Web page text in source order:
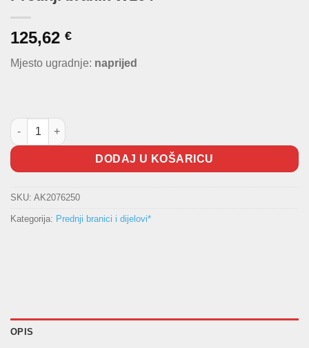
125,62 €
Mjesto ugradnje: naprijed
Prednji branik W164 količina
DODAJ U KOŠARICU
SKU: AK2076250
Kategorija: Prednji branici i dijelovi*
OPIS